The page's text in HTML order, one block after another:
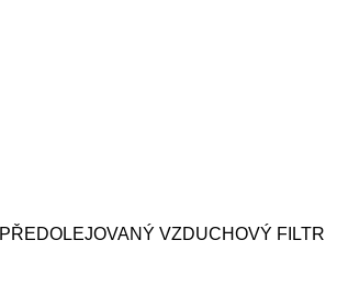
PŘEDOLEJOVANÝ VZDUCHOVÝ FILTR